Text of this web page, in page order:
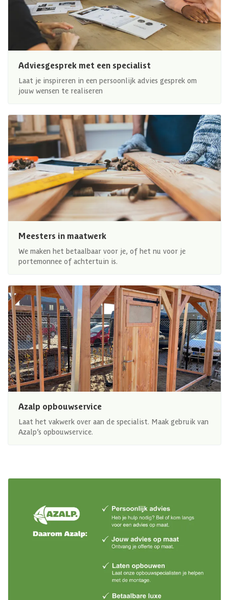
Adviesgesprek met een specialist
Laat je inspireren in een persoonlijk advies gesprek om
jouw wensen te realiseren
Meesters in maatwerk
We maken het betaalbaar voor je, of het nu voor je
portemonnee of achtertuin is.
Azalp opbouwservice
Laat het vakwerk over aan de specialist. Maak gebruik van
Azalp’s opbouwservice.